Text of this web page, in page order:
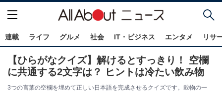
連載 ライフ グルメ 社会 IT・ビジネス エンタメ リサ
【ひらがなクイズ】解けるとすっきり！ 空欄
に共通する2文字は？ ヒントは冷たい飲み物
3つの言葉の空欄を埋めて正しい日本語を完成させるクイズです。穀物の一